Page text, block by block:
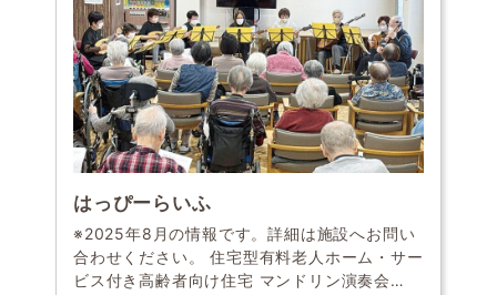
はっぴーらいふ
※2025年8月の情報です。詳細は施設へお問い
合わせください。 住宅型有料老人ホーム・サー
ビス付き高齢者向け住宅 マンドリン演奏会